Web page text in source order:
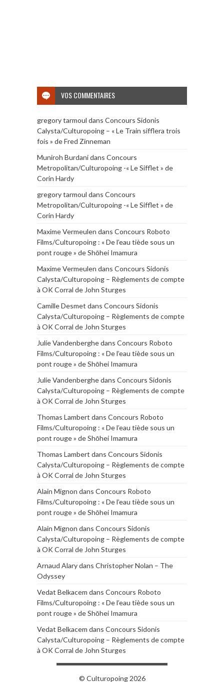
VOS COMMENTAIRES
gregory tarmoul dans Concours Sidonis
Calysta/Culturopoing – « Le Train sifflera trois
fois » de Fred Zinneman
Muniroh Burdanidans Concours
Metropolitan/Culturopoing -« Le Sifflet » de
Corin Hardy
gregory tarmoul dans Concours
Metropolitan/Culturopoing -« Le Sifflet » de
Corin Hardy
Maxime Vermeulen dans Concours Roboto
Films/Culturopoing : « De l’eau tiède sous un
pont rouge » de Shōhei Imamura
Maxime Vermeulen dans Concours Sidonis
Calysta/Culturopoing – Règlements de compte
à OK Corral de John Sturges
Camille Desmet dans Concours Sidonis
Calysta/Culturopoing – Règlements de compte
à OK Corral de John Sturges
Julie Vandenberghedans Concours Roboto
Films/Culturopoing : « De l’eau tiède sous un
pont rouge » de Shōhei Imamura
Julie Vandenberghedans Concours Sidonis
Calysta/Culturopoing – Règlements de compte
à OK Corral de John Sturges
Thomas Lambert dans Concours Roboto
Films/Culturopoing : « De l’eau tiède sous un
pont rouge » de Shōhei Imamura
Thomas Lambert dans Concours Sidonis
Calysta/Culturopoing – Règlements de compte
à OK Corral de John Sturges
Alain Mignon dans Concours Roboto
Films/Culturopoing : « De l’eau tiède sous un
pont rouge » de Shōhei Imamura
Alain Mignon dans Concours Sidonis
Calysta/Culturopoing – Règlements de compte
à OK Corral de John Sturges
Arnaud Alarydans Christopher Nolan – The
Odyssey
Vedat Belkacem dans Concours Roboto
Films/Culturopoing : « De l’eau tiède sous un
pont rouge » de Shōhei Imamura
Vedat Belkacem dans Concours Sidonis
Calysta/Culturopoing – Règlements de compte
à OK Corral de John Sturges
© Culturopoing 2026